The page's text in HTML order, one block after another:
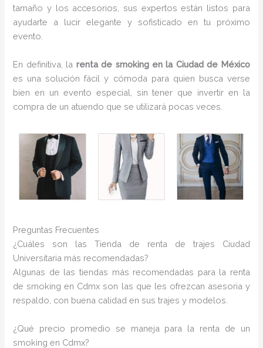
tamaño y los accesorios, sus expertos están listos para
ayudarte a lucir elegante y sofisticado en tu próximo
evento.
En definitiva, la renta de smoking en la Ciudad de México
es una solución fácil y cómoda para quien busca verse
bien en un evento especial, sin tener que invertir en la
compra de un atuendo que se utilizará pocas veces.
Preguntas Frecuentes
¿Cuáles son las Tienda de renta de trajes Ciudad
Universitaria más recomendadas?
Algunas de las tiendas más recomendadas para la renta
de smoking en Cdmx son las que les ofrezcan asesoria y
respaldo, con buena calidad en sus trajes y modelos.
¿Qué precio promedio se maneja para la renta de un
smoking en Cdmx?